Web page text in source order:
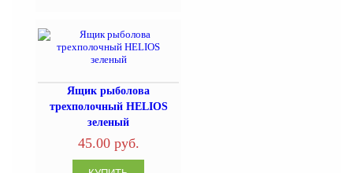
Ящик рыболова
трехполочный HELIOS
зеленый
45.00 руб.